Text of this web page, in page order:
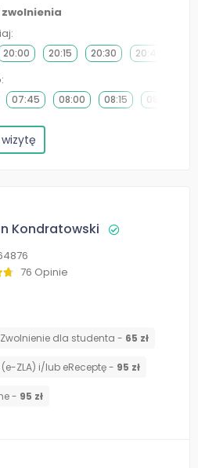
zwolnienia
20:00 20:15 20:30 20:45
07:45 08:00 08:15 08:30
Kondratowski
76 Opinie
dla studenta - 65 zł
ZLA) i/lub eReceptę - 95 zł
- 95 zł